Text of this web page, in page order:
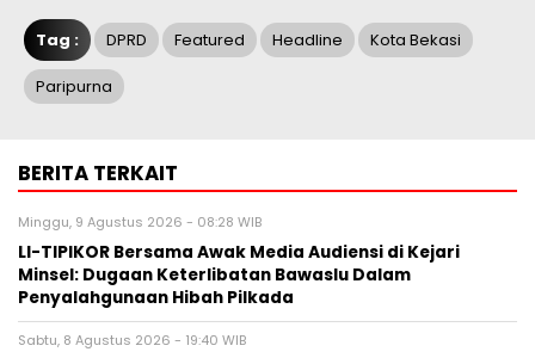
Tag : DPRD Featured Headline Kota Bekasi
Paripurna
BERITA TERKAIT
Minggu, 9 Agustus 2026 - 08:28 WIB
LI-TIPIKOR Bersama Awak Media Audiensi di Kejari
Minsel: Dugaan Keterlibatan Bawaslu Dalam
Penyalahgunaan Hibah Pilkada
Sabtu, 8 Agustus 2026 - 19:40 WIB